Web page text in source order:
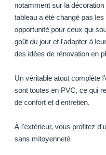
notamment sur la
tableau a été changé pas
opportunité pour ceux qui
goût du jour et l'adapter à
des idées de rénovation en
Un véritable atout complète
sont toutes en PVC, ce qui
de confort et d'entretien.
À l'extérieur, vous profitez
sans mitoyenneté